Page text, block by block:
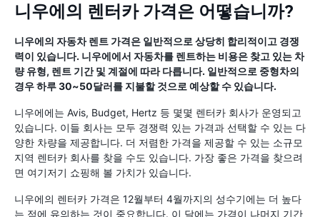
니우에의 렌터카 가격은 어떻습니까?
니우에의 자동차 렌트 가격은 일반적으로 상당히 합리적이고 경쟁
력이 있습니다. 니우에에서 자동차를 렌트하는 비용은 찾고 있는 차
량 유형, 렌트 기간 및 계절에 따라 다릅니다. 일반적으로 중형차의
경우 하루 30~50달러를 지불할 것으로 예상할 수 있습니다.
니우에에는 Avis, Budget, Hertz 등 몇몇 렌터카 회사가 운영되고
있습니다. 이들 회사는 모두 경쟁력 있는 가격과 선택할 수 있는 다
양한 차량을 제공합니다. 더 저렴한 가격을 제공할 수 있는 소규모
지역 렌터카 회사를 찾을 수도 있습니다. 가장 좋은 가격을 찾으려
면 여기저기 쇼핑해 볼 가치가 있습니다.
니우에의 렌터카 가격은 12월부터 4월까지의 성수기에는 더 높다
는 점에 유의하는 것이 중요합니다. 이 달에는 가격이 나머지 기간